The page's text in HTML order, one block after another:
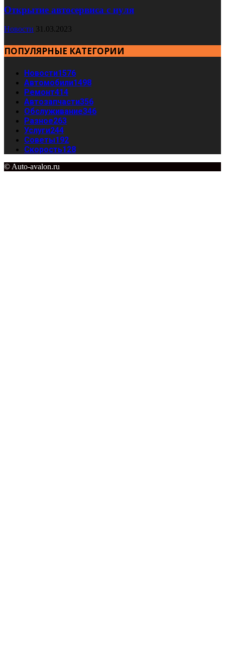
Открытие автосервиса с нуля
Новости 31.03.2023
ПОПУЛЯРНЫЕ КАТЕГОРИИ
Новости1576
Автомобили1498
Ремонт414
Автозапчасти356
Обслуживание346
Разное263
Услуги244
Советы192
Скорость128
© Auto-avalon.ru